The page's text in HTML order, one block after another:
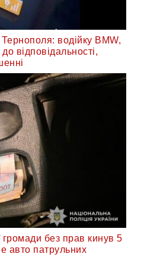
водійку BMW,
відповідальності,
громади без прав кинув 5
авто патрульних